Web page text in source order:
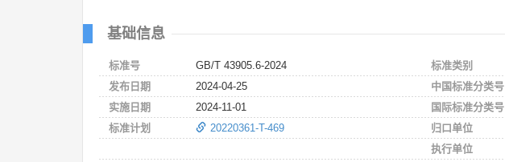
基础信息
标准号
GB/T 43905.6-2024
发布日期
2024-04-25
实施日期
2024-11-01
标准计划
20220361-T-469
标准类别
中国标准分类号
国际标准分类号
归口单位
执行单位